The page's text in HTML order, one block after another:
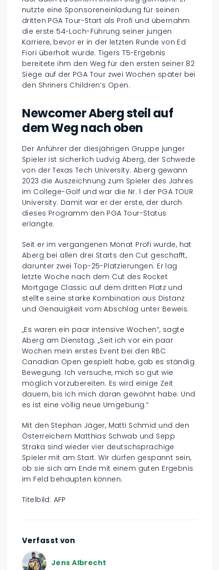
nutzte eine Sponsoreneinladung für seinen
dritten PGA Tour-Start als Profi und übernahm
die erste 54-Loch-Führung seiner jungen
Karriere, bevor er in der letzten Runde von Ed
Fiori überholt wurde. Tigers T5-Ergebnis
bereitete ihm den Weg für den ersten seiner 82
Siege auf der PGA Tour zwei Wochen später bei
den Shriners Children’s Open.
Newcomer Aberg steil auf
dem Weg nach oben
Der Anführer der diesjährigen Gruppe junger
Spieler ist sicherlich Ludvig Aberg, der Schwede
von der Texas Tech University. Aberg gewann
2023 die Auszeichnung zum Spieler des Jahres
im College-Golf und war die Nr. 1 der PGA TOUR
University. Damit war er der erste, der durch
dieses Programm den PGA Tour-Status
erlangte.
Seit er im vergangenen Monat Profi wurde, hat
Aberg bei allen drei Starts den Cut geschafft,
darunter zwei Top-25-Platzierungen. Er lag
letzte Woche nach dem Cut des Rocket
Mortgage Classic auf dem dritten Platz und
stellte seine starke Kombination aus Distanz
und Genauigkeit vom Abschlag unter Beweis.
„Es waren ein paar intensive Wochen“, sagte
Aberg am Dienstag. „Seit ich vor ein paar
Wochen mein erstes Event bei den RBC
Canadian Open gespielt habe, gab es ständig
Bewegung. Ich versuche, mich so gut wie
möglich vorzubereiten. Es wird einige Zeit
dauern, bis ich mich daran gewöhnt habe. Und
es ist eine völlig neue Umgebung.“
Mit den Stephan Jäger, Matti Schmid und den
Österreichern Matthias Schwab und Sepp
Straka sind wieder vier deutschsprachige
Spieler mit am Start. Wir dürfen gespannt sein,
ob sie sich am Ende mit einem guten Ergebnis
im Feld behaupten können.
Titelbild: AFP
Verfasst von
Jens Albrecht